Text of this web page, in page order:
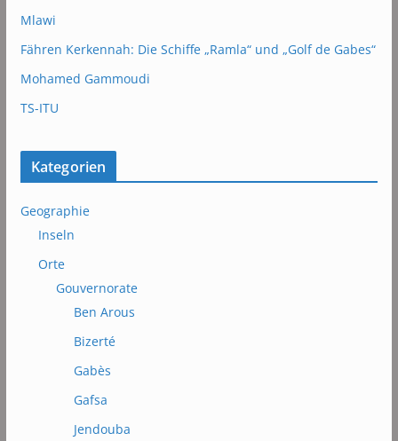
Mlawi
Fähren Kerkennah: Die Schiffe „Ramla“ und „Golf de Gabes“
Mohamed Gammoudi
TS-ITU
Kategorien
Geographie
Inseln
Orte
Gouvernorate
Ben Arous
Bizerté
Gabès
Gafsa
Jendouba